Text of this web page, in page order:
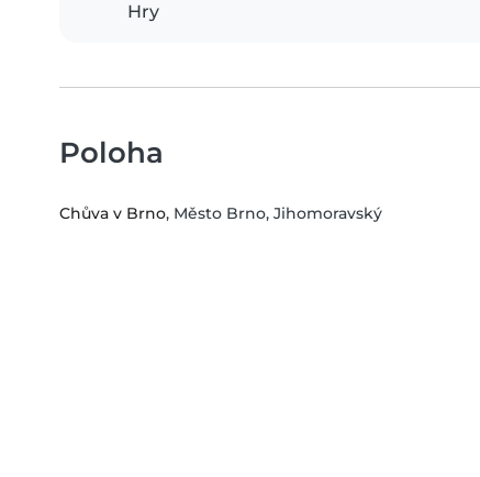
Hry
Poloha
Chůva v Brno, Město Brno, Jihomoravský